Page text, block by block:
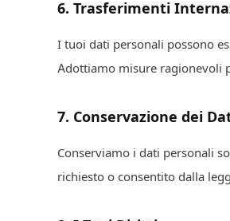
6. Trasferimenti
I tuoi dati personali possono
Adottiamo misure ragionevoli
7. Conservazione dei
Conserviamo i dati personali
richiesto o consentito dalla